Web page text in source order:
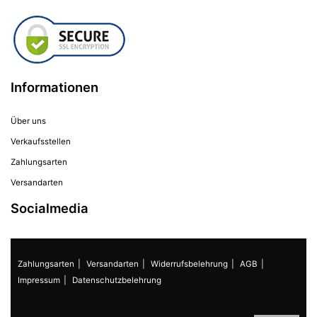
Informationen
Über uns
Verkaufsstellen
Zahlungsarten
Versandarten
Socialmedia
Zahlungsarten Versandarten Widerrufsbelehrung
AGB
Impressum
Datenschutzbelehrung